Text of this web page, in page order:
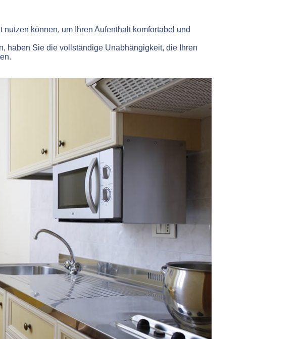
können, um Ihren Aufenthalt komfortabel und
haben Sie die vollständige Unabhängigkeit, die Ihren